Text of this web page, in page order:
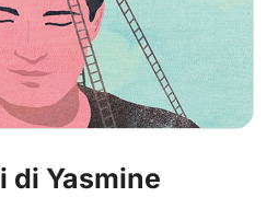
di Yasmine